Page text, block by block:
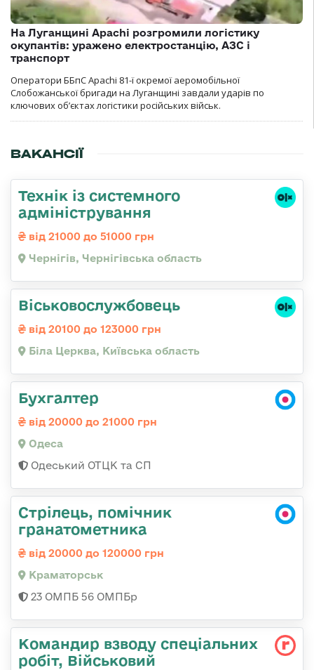
На Луганщині Apachi розгромили логістику
окупантів: уражено електростанцію, АЗС і
транспорт
Оператори ББпС Apachi 81-ї окремої аеромобільної
Слобожанської бригади на Луганщині завдали ударів по
ключових об’єктах логістики російських військ.
ВАКАНСІЇ
Технік із системного
адміністрування
від 21000 до 51000 грн
Чернігів, Чернігівська область
Віськовослужбовець
від 20100 до 123000 грн
Біла Церква, Київська область
Бухгалтер
від 20000 до 21000 грн
Одеса
Одеський ОТЦК та СП
Стрілець, помічник
гранатометника
від 20000 до 120000 грн
Краматорськ
23 ОМПБ 56 ОМПБр
Командир взводу спеціальних
робіт, Військовий